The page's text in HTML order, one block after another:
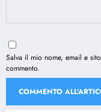
Salva il mio nome, email e
commento.